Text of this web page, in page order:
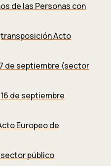
de las Personas con
Acto
7 de septiembre (sector
de septiembre
Europeo de
sector público